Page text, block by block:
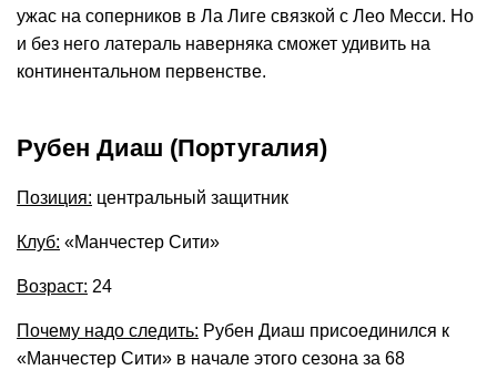
ужас на соперников в Ла Лиге связкой с Лео Месси. Но
и без него латераль наверняка сможет удивить на
континентальном первенстве.
Рубен Диаш (Португалия)
Позиция: центральный защитник
Клуб: «Манчестер Сити»
Возраст: 24
Почему надо следить: Рубен Диаш присоединился к
«Манчестер Сити» в начале этого сезона за 68